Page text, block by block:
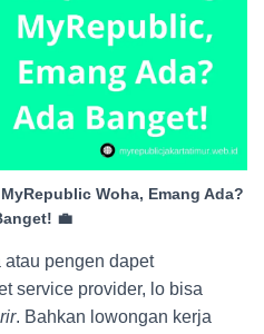
Woha, Emang Ada?
💼
pengen dapet
service provider, lo bisa
. Bahkan lowongan kerja